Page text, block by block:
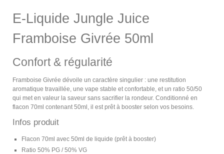
E-Liquide Jungle Juice
Framboise Givrée 50ml
Confort & régularité
Framboise Givrée dévoile un caractère singulier : une restitution
aromatique travaillée, une vape stable et confortable, et un ratio 50/50
qui met en valeur la saveur sans sacrifier la rondeur. Conditionné en
flacon 70ml contenant 50ml, il est prêt à booster selon vos besoins.
Infos produit
Flacon 70ml avec 50ml de liquide (prêt à booster)
Ratio 50% PG / 50% VG